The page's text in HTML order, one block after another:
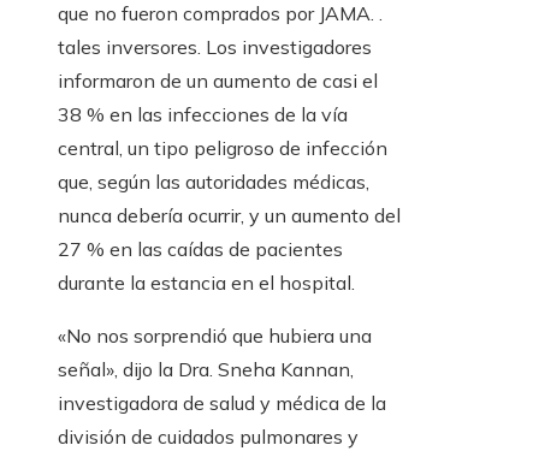
que no fueron comprados por JAMA. .
tales inversores. Los investigadores
informaron de un aumento de casi el
38 % en las infecciones de la vía
central, un tipo peligroso de infección
que, según las autoridades médicas,
nunca debería ocurrir, y un aumento del
27 % en las caídas de pacientes
durante la estancia en el hospital.
«No nos sorprendió que hubiera una
señal», dijo la Dra. Sneha Kannan,
investigadora de salud y médica de la
división de cuidados pulmonares y